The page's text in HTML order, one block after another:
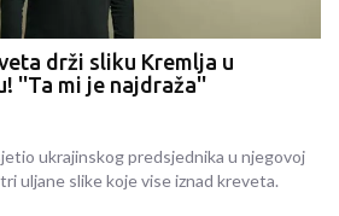
drži sliku Kremlja u
''Ta mi je najdraža''
ukrajinskog predsjednika u njegovoj
uljane slike koje vise iznad kreveta.